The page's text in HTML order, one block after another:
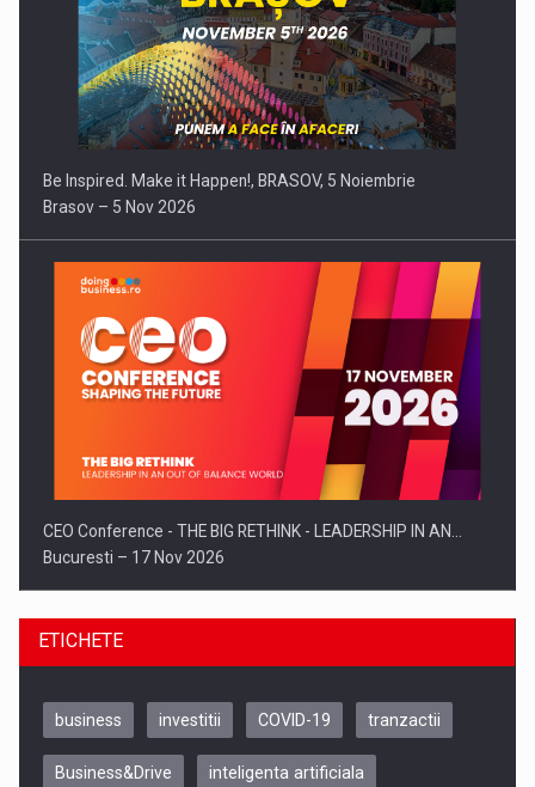
Be Inspired. Make it Happen!, BRASOV, 5 Noiembrie
Brasov – 5 Nov 2026
CEO Conference - THE BIG RETHINK - LEADERSHIP IN AN…
Bucuresti – 17 Nov 2026
ETICHETE
business investitii COVID-19 tranzactii
Business&Drive inteligenta artificiala